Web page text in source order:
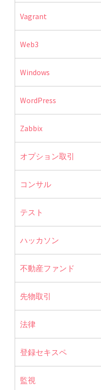
Vagrant
Web3
Windows
WordPress
Zabbix
オプション取引
コンサル
テスト
ハッカソン
不動産ファンド
先物取引
法律
登録セキスペ
監視